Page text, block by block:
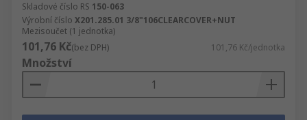
Skladové číslo RS 150-063
Výrobní číslo X201.285.01 3/8"106CLEARCOVER+NUT
Mezisoučet (1 jednotka)
101,76 Kč(bez DPH) 101,76 Kč/jednotka
Množství